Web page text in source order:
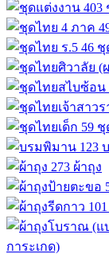
403
46 ชุ
59 ชุ
123
273 ผ้าถุง
101
การะเกด)